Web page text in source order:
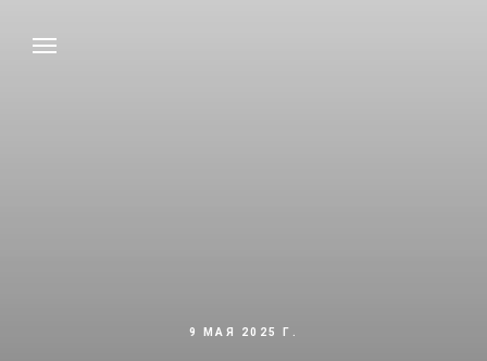
9 МАЯ 2025 Г.